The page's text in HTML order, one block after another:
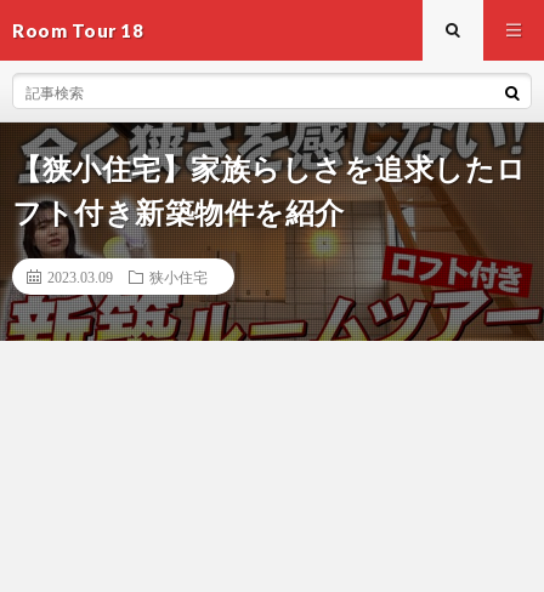
Room Tour 18
【狭小住宅】家族らしさを追求したロ
フト付き新築物件を紹介
2023.03.09 狭小住宅